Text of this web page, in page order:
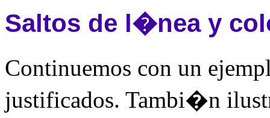
Saltos de l�nea y
Continuemos con un
justificados. Tambi�n